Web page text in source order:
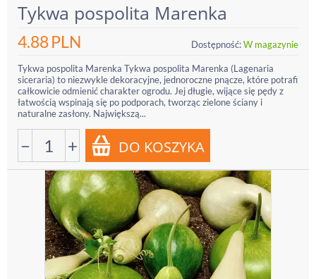
Tykwa pospolita Marenka
4.88PLN Dostępność:W magazynie
Tykwa pospolita Marenka Tykwa pospolita Marenka (Lagenaria
siceraria) to niezwykle dekoracyjne, jednoroczne pnącze, które potrafi
całkowicie odmienić charakter ogrodu. Jej długie, wijące się pędy z
łatwością wspinają się po podporach, tworząc zielone ściany i
naturalne zasłony. Największą...
− +